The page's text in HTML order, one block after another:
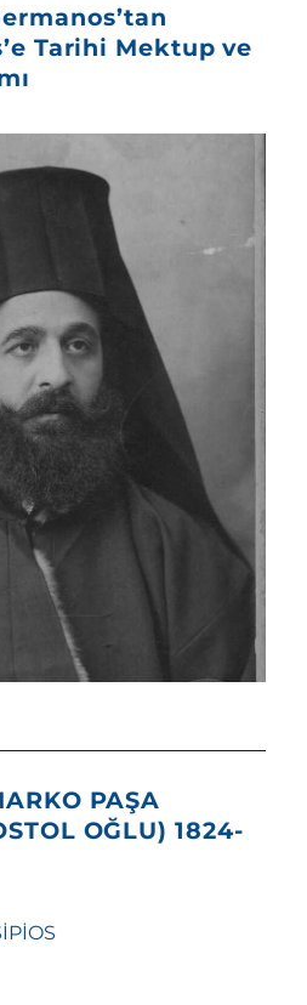
Tarihi Mektup ve
PAŞA
OĞLU) 1824-